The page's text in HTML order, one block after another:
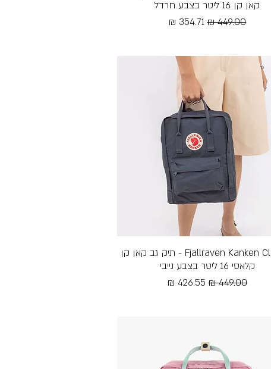
קאן קן 16 ליטר בצבע חרדל
מחיר רגיל‏449.00 ‏₪ מחיר מבצע
תצוגה מהירה Fjallraven Kanken Classic - תיק גב קאן קן
קלאסי 16 ליטר בצבע נייבי
מחיר רגיל‏449.00 ‏₪ מחיר מבצע